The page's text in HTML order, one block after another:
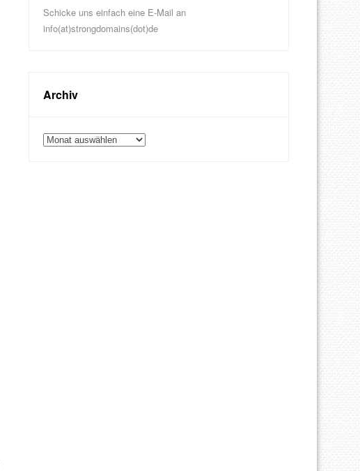
Schicke uns einfach eine E-Mail an
info(at)strongdomains(dot)de
Archiv
Archiv